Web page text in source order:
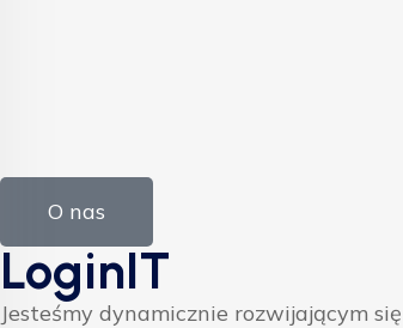
O nas
LoginIT
Jesteśmy dynamicznie rozwijającym